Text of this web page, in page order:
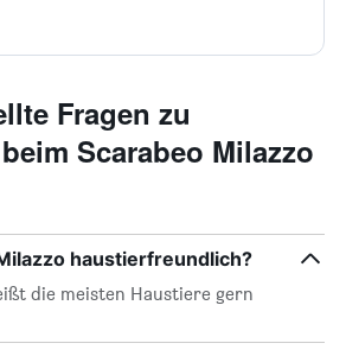
Fragen zu
Scarabeo Milazzo
haustierfreundlich?
die meisten Haustiere gern